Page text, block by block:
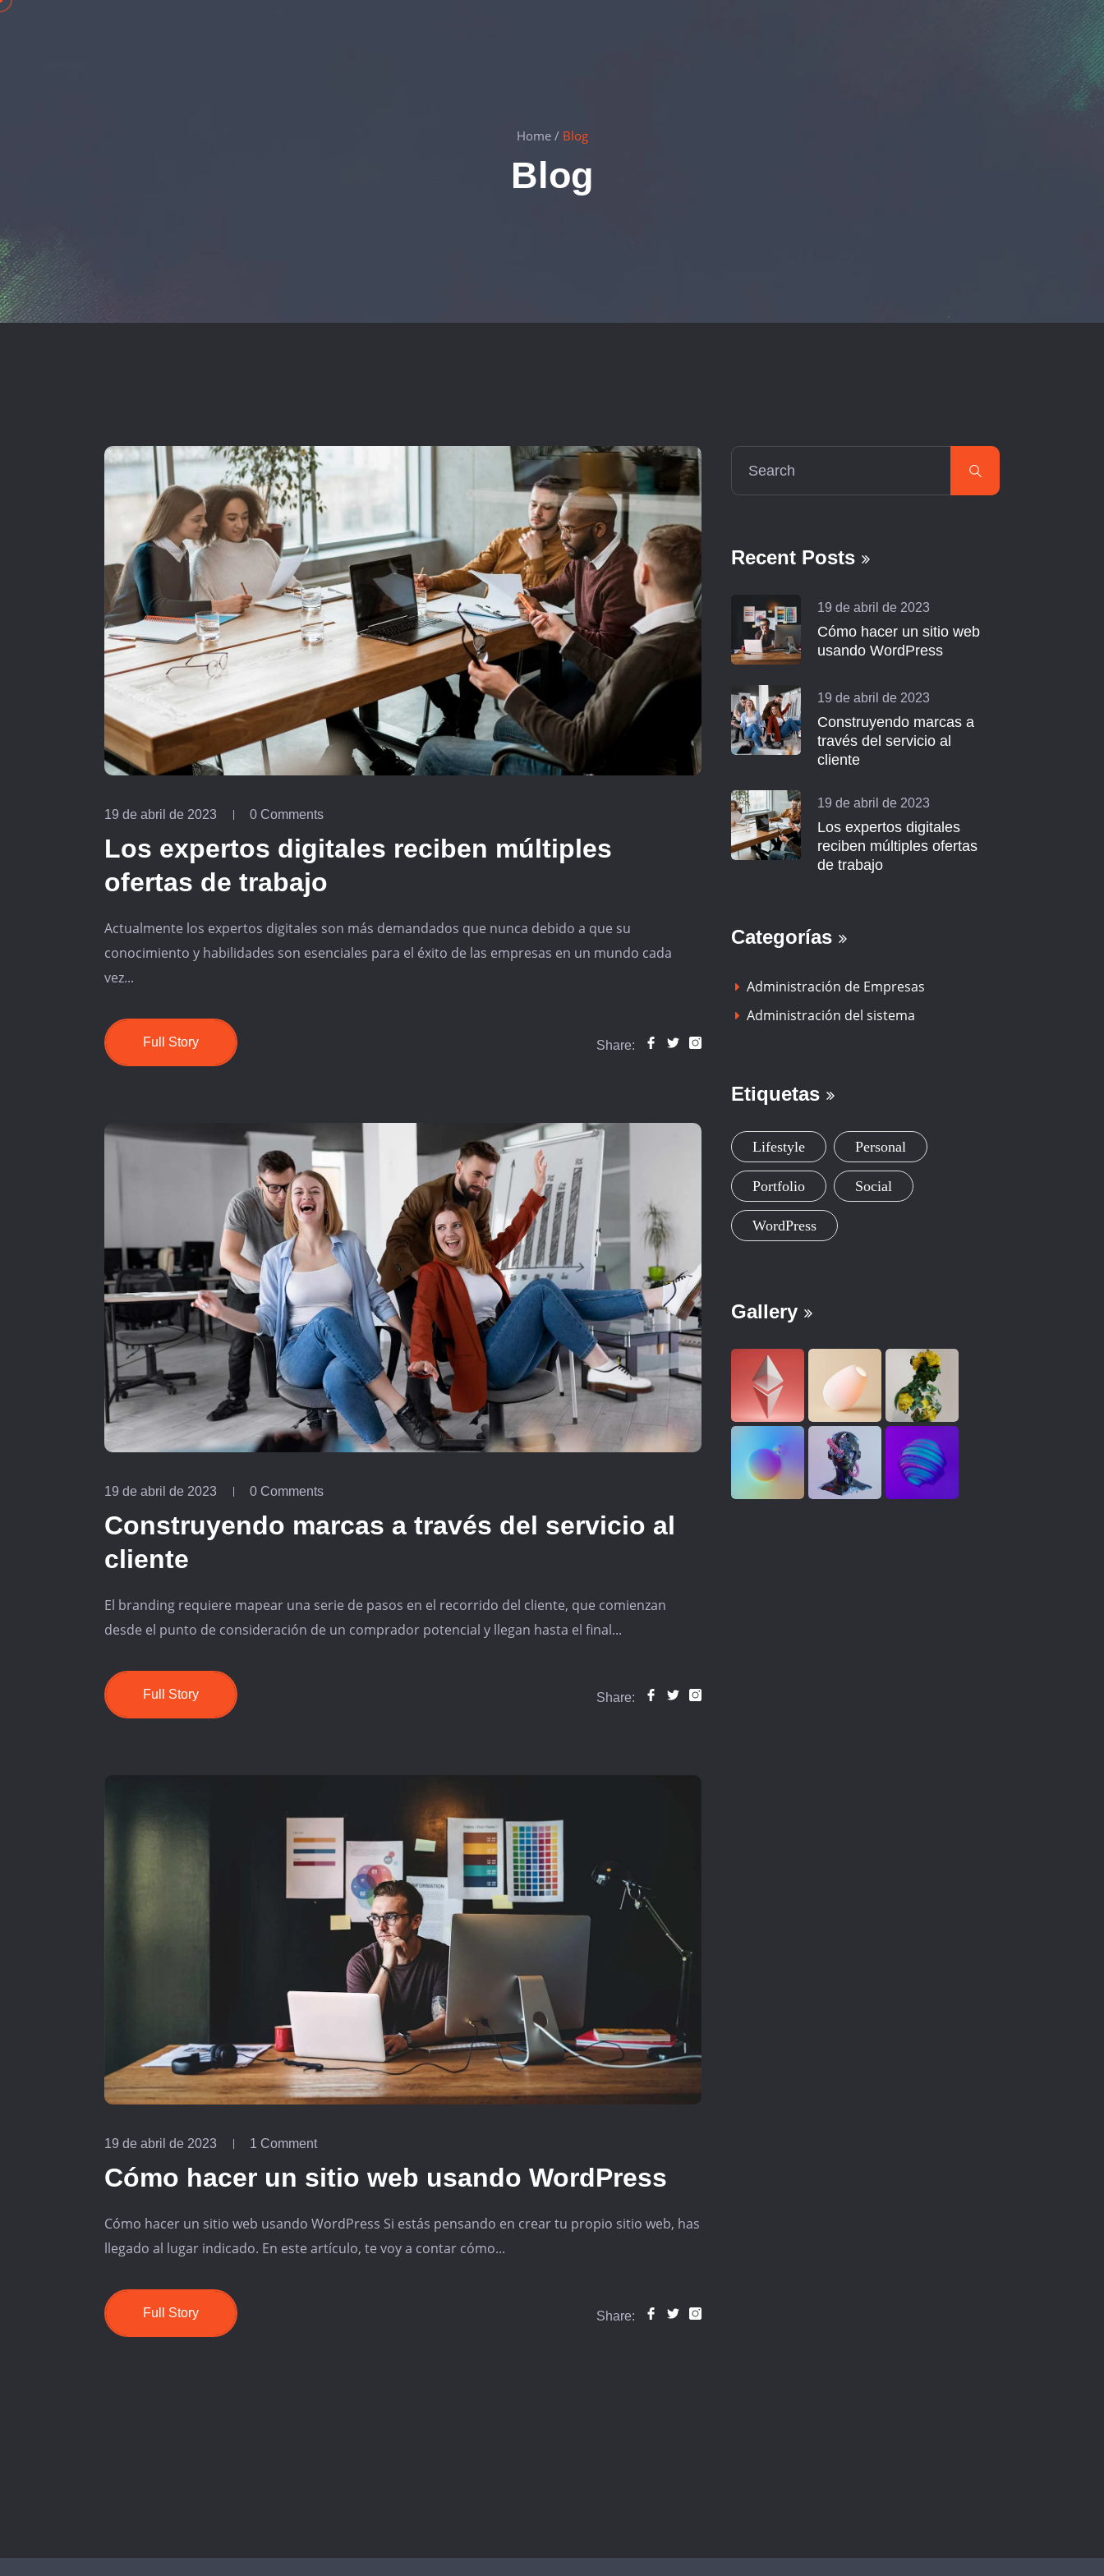
Home/ Blog
Blog
19 de abril de 2023 0 Comments
Los expertos digitales reciben múltiples
ofertas de trabajo
Actualmente los expertos digitales son más demandados que nunca debido a que su
conocimiento y habilidades son esenciales para el éxito de las empresas en un mundo cada
vez...
Full Story Share:
19 de abril de 2023 0 Comments
Construyendo marcas a través del servicio al
cliente
El branding requiere mapear una serie de pasos en el recorrido del cliente, que comienzan
desde el punto de consideración de un comprador potencial y llegan hasta el final...
Full Story Share:
19 de abril de 2023 1 Comment
Cómo hacer un sitio web usando WordPress
Cómo hacer un sitio web usando WordPress Si estás pensando en crear tu propio sitio web, has
llegado al lugar indicado. En este artículo, te voy a contar cómo...
Full Story Share:
Recent Posts
19 de abril de 2023
Cómo hacer un sitio web
usando WordPress
19 de abril de 2023
Construyendo marcas a
través del servicio al
cliente
19 de abril de 2023
Los expertos digitales
reciben múltiples ofertas
de trabajo
Categorías
Administración de Empresas
Administración del sistema
Etiquetas
Lifestyle Personal
Portfolio Social
WordPress
Gallery